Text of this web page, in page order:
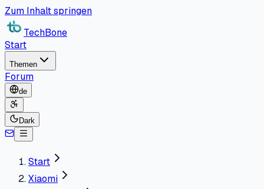
Zum Inhalt springen
TechBone
Start
Themen
Forum
de
Dark
Start
Xiaomi